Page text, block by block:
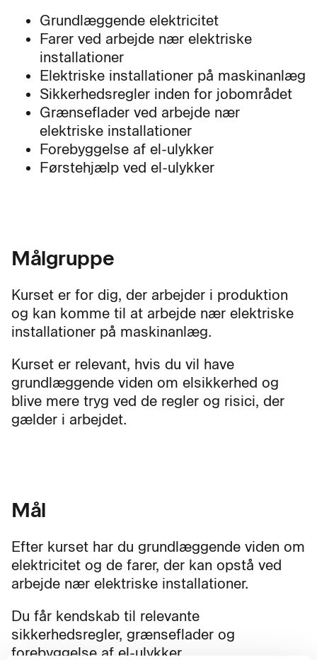
Grundlæggende elektricitet
Farer ved arbejde nær elektriske
installationer
Elektriske installationer på maskinanlæg
Sikkerhedsregler inden for jobområdet
Grænseflader ved arbejde nær
elektriske installationer
Forebyggelse af el-ulykker
Førstehjælp ved el-ulykker
Målgruppe
Kurset er for dig, der arbejder i produktion
og kan komme til at arbejde nær elektriske
installationer på maskinanlæg.
Kurset er relevant, hvis du vil have
grundlæggende viden om elsikkerhed og
blive mere tryg ved de regler og risici, der
gælder i arbejdet.
Mål
Efter kurset har du grundlæggende viden om
elektricitet og de farer, der kan opstå ved
arbejde nær elektriske installationer.
Du får kendskab til relevante
sikkerhedsregler, grænseflader og
forebyggelse af el-ulykker.